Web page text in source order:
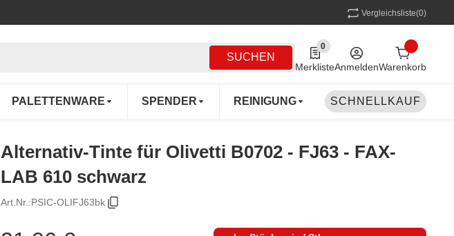
Vergleichsliste(0)
SUCHEN
0
0 Produkte in der Liste
MerklisteAnmeldenWarenkorb
PALETTENWARE SPENDER REINIGUNG MEHRWEG
SCHNELLKAUF
Alternativ-Tinte für Olivetti B0702 - FJ63 - FAX-
LAB 610 schwarz
Art.Nr.:PSIC-OLIFJ63bk